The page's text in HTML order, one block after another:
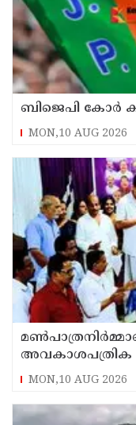
ബിജെപി കോർ
MON,10 AUG 2026
അവകാശപത്രിക
MON,10 AUG 2026